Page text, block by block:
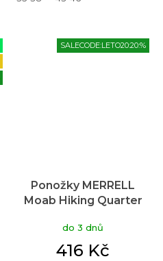
SALECODE:LETO20:20:%
Ponožky MERRELL
Moab Hiking Quarter
do 3 dnů
416 Kč